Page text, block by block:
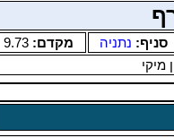
סניף: נתניה מקדם: 9.73
מיקי